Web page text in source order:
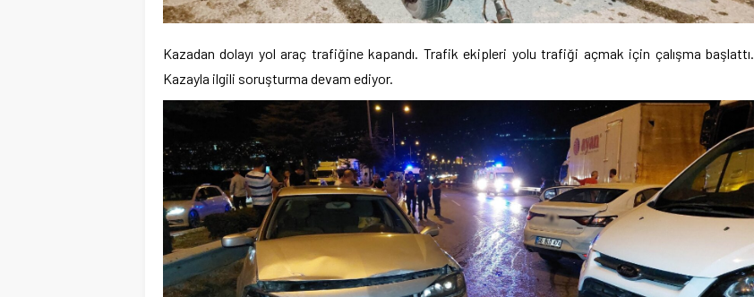
Kazadan dolayı yol araç trafiğine kapandı. Trafik ekipleri yolu trafiği açmak için çalışma başlattı.
Kazayla ilgili soruşturma devam ediyor.